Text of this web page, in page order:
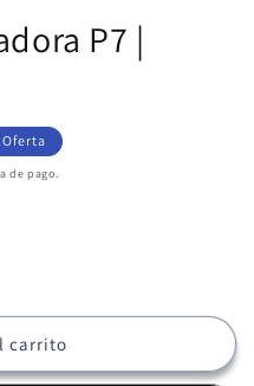
P7 |
Oferta
de pago.
carrito